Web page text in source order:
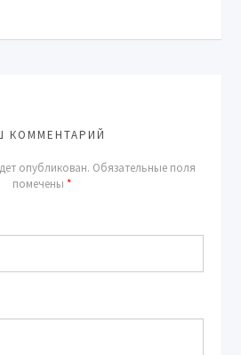
КОММЕНТАРИЙ
опубликован. Обязательные поля
помечены *